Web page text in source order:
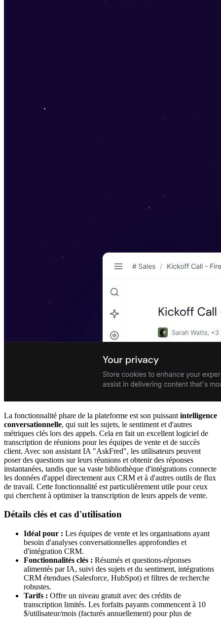
La fonctionnalité phare de la plateforme est son puissant intelligence
conversationnelle, qui suit les sujets, le sentiment et d'autres
métriques clés lors des appels. Cela en fait un excellent logiciel de
transcription de réunions pour les équipes de vente et de succès
client. Avec son assistant IA "AskFred", les utilisateurs peuvent
poser des questions sur leurs réunions et obtenir des réponses
instantanées, tandis que sa vaste bibliothèque d'intégrations connecte
les données d'appel directement aux CRM et à d'autres outils de flux
de travail. Cette fonctionnalité est particulièrement utile pour ceux
qui cherchent à optimiser la transcription de leurs appels de vente.
Détails clés et cas d'utilisation
Idéal pour : Les équipes de vente et les organisations ayant
besoin d'analyses conversationnelles approfondies et
d'intégration CRM.
Fonctionnalités clés : Résumés et questions-réponses
alimentés par IA, suivi des sujets et du sentiment, intégrations
CRM étendues (Salesforce, HubSpot) et filtres de recherche
robustes.
Tarifs : Offre un niveau gratuit avec des crédits de
transcription limités. Les forfaits payants commencent à 10
$/utilisateur/mois (facturés annuellement) pour plus de